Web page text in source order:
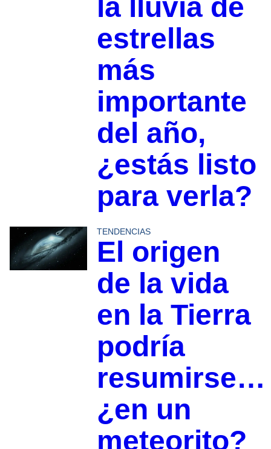
la lluvia de
estrellas
más
importante
del año,
¿estás listo
para verla?
TENDENCIAS
El origen
de la vida
en la Tierra
podría
resumirse…
¿en un
meteorito?